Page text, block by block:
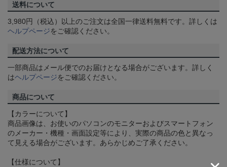
送料について
3,980円（税込）以上のご注文は全国一律送料無料です。詳しくは
ヘルプページをご確認ください。
配送方法について
一部商品はメール便でのお届けとなる場合がございます。詳しく
はヘルプページをご確認ください。
商品について
【カラーについて】
商品画像は、お使いのパソコンのモニターおよびスマートフォン
のメーカー・機種・画面設定等により、実際の商品の色と異なっ
て見える場合がございます。あらかじめご了承ください。
【仕様について】